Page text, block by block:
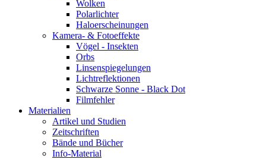
Wolken
Polarlichter
Haloerscheinungen
Kamera- & Fotoeffekte
Vögel - Insekten
Orbs
Linsenspiegelungen
Lichtreflektionen
Schwarze Sonne - Black Dot
Filmfehler
Materialien
Artikel und Studien
Zeitschriften
Bände und Bücher
Info-Material